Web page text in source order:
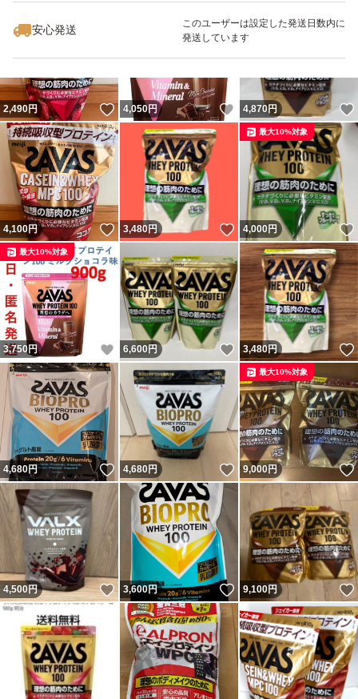
安心発送
このユーザーは設定した発送日数内に
発送しています
2,490円 いいね！
4,050円 いいね！
4,870円
4,100円 いいね！
3,480円 いいね！
4,000円
最大10%対象
3,750円 いいね！
最大10%対象
6,600円 いいね！
3,480円
4,680円 いいね！
4,680円 いいね！
9,000円
最大10%対象
4,500円 いいね！
3,600円 いいね！
9,100円